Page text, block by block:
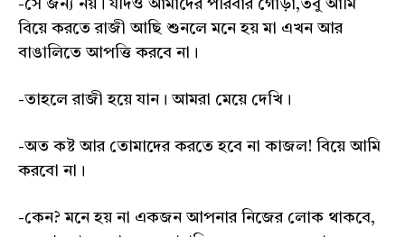
-সে জন্য নয়। যদিও আমাদের পরিবার গোঁড়া,তবু আমি
বিয়ে করতে রাজী আছি শুনলে মনে হয় মা এখন আর
বাঙালিতে আপত্তি করবে না।
-তাহলে রাজী হয়ে যান। আমরা মেয়ে দেখি।
-অত কষ্ট আর তোমাদের করতে হবে না কাজল! বিয়ে আমি
করবো না।
-কেন? মনে হয় না একজন আপনার নিজের লোক থাকবে,